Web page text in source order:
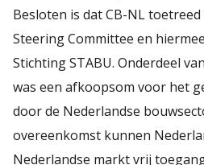
Besloten is dat CB-NL
Steering Committee en
Stichting STABU. Onderdeel
was een afkoopsom voor het
door de Nederlandse
overeenkomst kunnen
Nederlandse markt vrij